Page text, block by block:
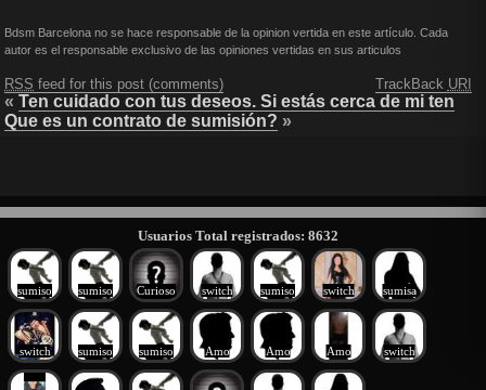
Bdsm Barcelona no se hace responsable de la opinion vertida en este artículo. Cada
autor es el responsable exclusivo de las opiniones vertidas en sus articulos
RSS feed for this post (comments) TrackBack URI
«Ten cuidado con tus deseos. Si estás cerca de mi ten
Que es un contrato de sumisión? »
Usuarios Total registrados: 8632
sumiso sumiso Curioso switch sumiso switch sumisa
switch sumiso sumiso Amo Amo Amo switch